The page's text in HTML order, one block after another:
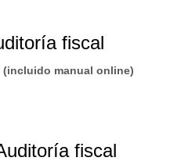
fiscal
manual online)
fiscal